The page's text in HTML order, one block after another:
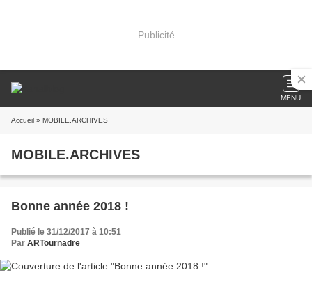
Publicité
MENU
Accueil » MOBILE.ARCHIVES
MOBILE.ARCHIVES
Bonne année 2018 !
Publié le 31/12/2017 à 10:51
Par ARTournadre